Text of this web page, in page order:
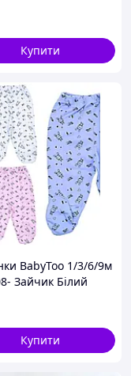
Купити
BabyToo 1/3/6/9м
Зайчик Білий
Купити